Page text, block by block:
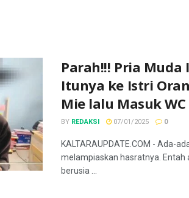
Parah!!! Pria
Itunya ke Istri
Mie lalu Masuk WC
BY REDAKSI 07/01/2025 0
KALTARAUPDATE.COM - Ada-
melampiaskan hasratnya. Entah
berusia ...